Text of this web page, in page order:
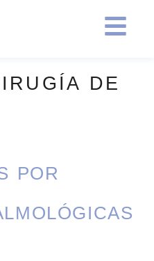
DE
POR